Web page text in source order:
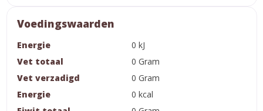
Voedingswaarden
Energie
0 kJ
Vet totaal
0 Gram
Vet verzadigd
0 Gram
Energie
0 kcal